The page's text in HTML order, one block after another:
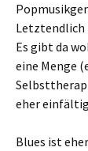
Letztendlich
Es gibt da
eine Menge
eher
Blues ist